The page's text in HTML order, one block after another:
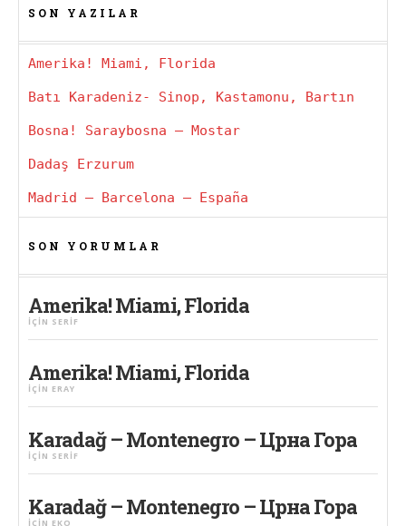
SON YAZILAR
Amerika! Miami, Florida
Batı Karadeniz- Sinop, Kastamonu, Bartın
Bosna! Saraybosna – Mostar
Dadaş Erzurum
Madrid – Barcelona – España
SON YORUMLAR
Amerika! Miami, Florida
IÇIN SERIF
Amerika! Miami, Florida
IÇIN ERAY
Karadağ – Montenegro – Црна Гора
IÇIN SERIF
Karadağ – Montenegro – Црна Гора
IÇIN EKO